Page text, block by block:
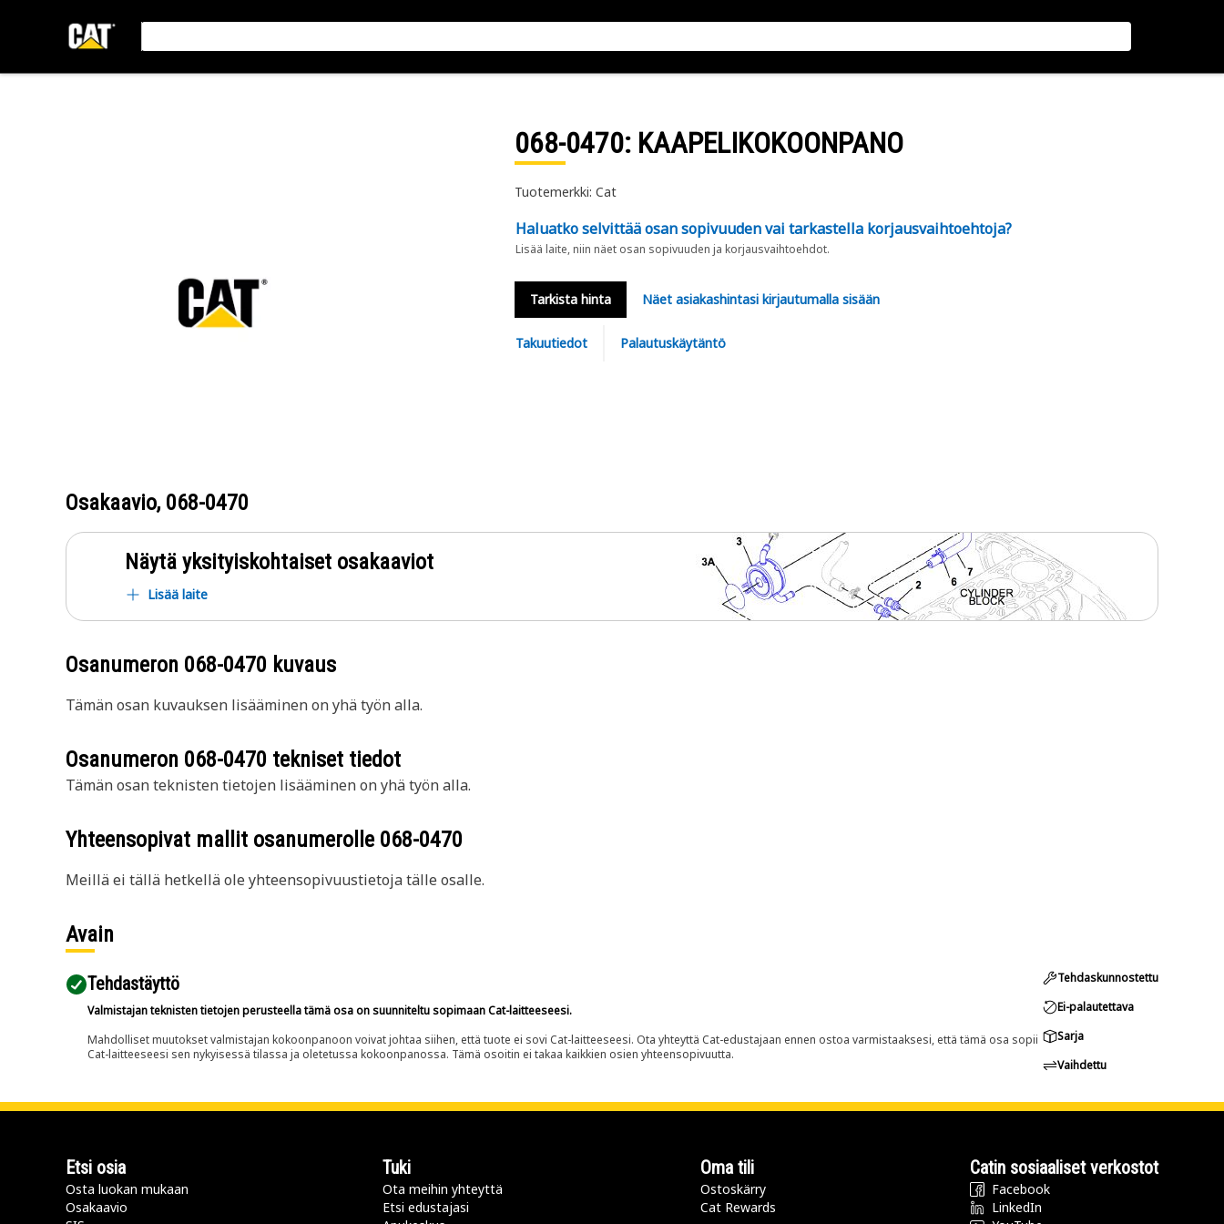
068-0470: KAAPELIKOKOONPANO
Tuotemerkki: Cat
Haluatko selvittää osan sopivuuden vai tarkastella korjausvaihtoehtoja?
Lisää laite, niin näet osan sopivuuden ja korjausvaihtoehdot.
Tarkista hinta Näet asiakashintasi kirjautumalla sisään
Takuutiedot Palautuskäytäntö
Osakaavio, 068-0470
Näytä yksityiskohtaiset osakaaviot
Lisää laite
Osanumeron 068-0470 kuvaus
Tämän osan kuvauksen lisääminen on yhä työn alla.
Osanumeron 068-0470 tekniset tiedot
Tämän osan teknisten tietojen lisääminen on yhä työn alla.
Yhteensopivat mallit osanumerolle 068-0470
Meillä ei tällä hetkellä ole yhteensopivuustietoja tälle osalle.
Avain
Tehdastäyttö
Valmistajan teknisten tietojen perusteella tämä osa on suunniteltu sopimaan Cat-laitteeseesi.
Mahdolliset muutokset valmistajan kokoonpanoon voivat johtaa siihen, että tuote ei sovi Cat-laitteeseesi. Ota yhteyttä Cat-edustajaan ennen ostoa varmistaaksesi, että tämä osa sopii
Cat-laitteeseesi sen nykyisessä tilassa ja oletetussa kokoonpanossa. Tämä osoitin ei takaa kaikkien osien yhteensopivuutta.
Tehdaskunnostettu
Ei-palautettava
Sarja
Vaihdettu
Etsi osia
Osta luokan mukaan
Osakaavio
Tuki
Ota meihin yhteyttä
Etsi edustajasi
Oma tili
Ostoskärry
Cat Rewards
Catin sosiaaliset verkostot
Facebook
LinkedIn